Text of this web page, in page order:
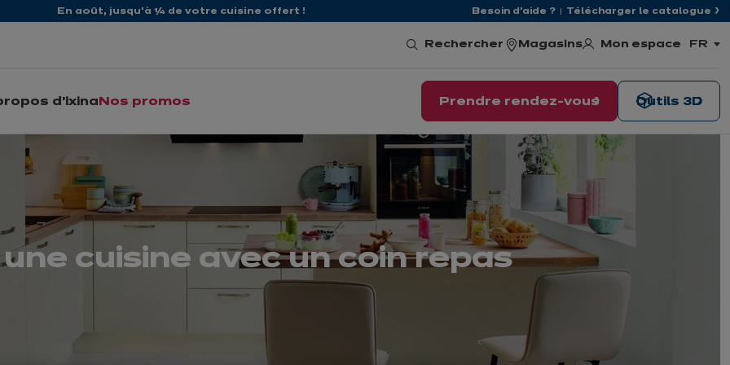
En août, jusqu'à ¼ de votre cuisine offert ! Besoin d'aide ? Télécharger le catalogue
Rechercher Magasins Mon espace FR
,
d'ixina Nos promos Outils 3D
Prendre rendez-vous
cuisine avec un coin repas